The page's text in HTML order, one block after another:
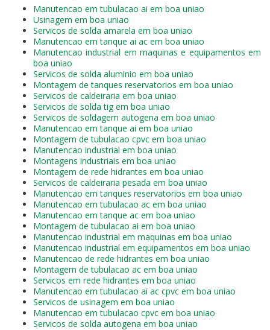
Manutencao em tubulacao ai em boa uniao
Usinagem em boa uniao
Servicos de solda amarela em boa uniao
Manutencao em tanque ai ac em boa uniao
Manutencao industrial em maquinas e equipamentos em
boa uniao
Servicos de solda aluminio em boa uniao
Montagem de tanques reservatorios em boa uniao
Servicos de caldeiraria em boa uniao
Servicos de solda tig em boa uniao
Servicos de soldagem autogena em boa uniao
Manutencao em tanque ai em boa uniao
Montagem de tubulacao cpvc em boa uniao
Manutencao industrial em boa uniao
Montagens industriais em boa uniao
Montagem de rede hidrantes em boa uniao
Servicos de caldeiraria pesada em boa uniao
Manutencao em tanques reservatorios em boa uniao
Manutencao em tubulacao ac em boa uniao
Manutencao em tanque ac em boa uniao
Montagem de tubulacao ai em boa uniao
Manutencao industrial em maquinas em boa uniao
Manutencao industrial em equipamentos em boa uniao
Manutencao de rede hidrantes em boa uniao
Montagem de tubulacao ac em boa uniao
Servicos em rede hidrantes em boa uniao
Manutencao em tubulacao ai ac cpvc em boa uniao
Servicos de usinagem em boa uniao
Manutencao em tubulacao cpvc em boa uniao
Servicos de solda autogena em boa uniao